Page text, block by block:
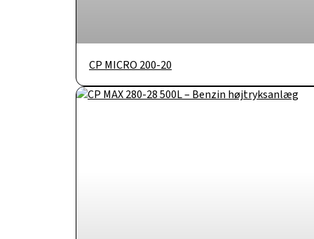
CP MICRO 200-20